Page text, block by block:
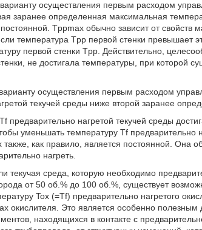
осуществления первым расходом
заранее определенная максимальная
Tppmax обычно зависит от свойств
температура Tpp первой стенки превышает
первой стенки Tpp. Действительно,
не достигала температуры, при которой
осуществления первым расходом
текучей среды ниже второй заранее
предварительно нагретой текучей среды
уменьшать температуру Tf предварительно
как правило, является постоянной. Она
нагреть.
текучая среда, которую необходимо
от 50 об.% до 100 об.%, существует
Tox (=Tf) предварительно нагретого
окислителя. Это является особенно
находящихся в контакте с